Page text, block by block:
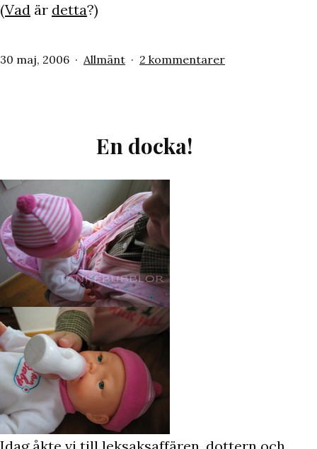
(Vad är detta?)
Publicerat
30 maj, 2006
Kategoriserat
Allmänt 2 kommentarertill
En docka!